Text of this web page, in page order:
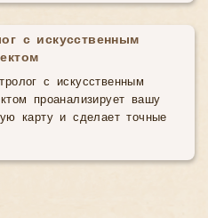
с искусственным
с искусственным
проанализирует вашу
карту и сделает точные